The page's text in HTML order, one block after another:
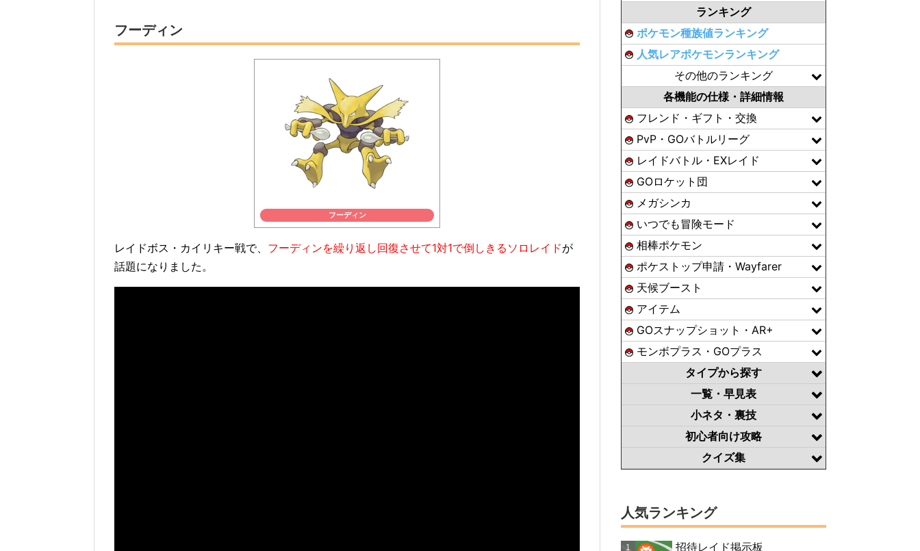
フーディン
フーディン
レイドボス・カイリキー戦で、 フーディンを繰り返し回復させて1対1で倒しきるソロレイドが
話題になりました。
ランキング
ポケモン種族値ランキング
人気レアポケモンランキング
その他のランキング
各機能の仕様・詳細情報
フレンド・ギフト・交換
PvP・GOバトルリーグ
レイドバトル・EXレイド
GOロケット団
メガシンカ
いつでも冒険モード
相棒ポケモン
ポケストップ申請・Wayfarer
天候ブースト
アイテム
GOスナップショット・AR+
モンボプラス・GOプラス
タイプから探す
一覧・早見表
小ネタ・裏技
初心者向け攻略
クイズ集
人気ランキング
招待レイド掲示板